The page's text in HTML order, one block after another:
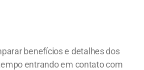
benefíciose detalhes dos
entrando em contato com